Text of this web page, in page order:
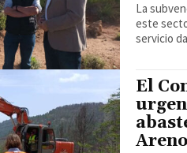
La
este
servicio
El